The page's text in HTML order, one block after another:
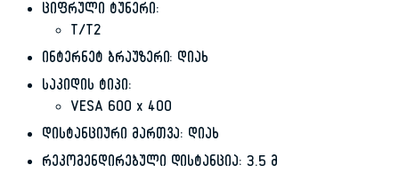
ციფრული ტუნერი:
T/T2
ინტერნეტ ბრაუზერი: დიახ
საკიდის ტიპი:
VESA 600 x 400
დისტანციური მართვა: დიახ
რეკომენდირებული დისტანცია: 3.5 მ